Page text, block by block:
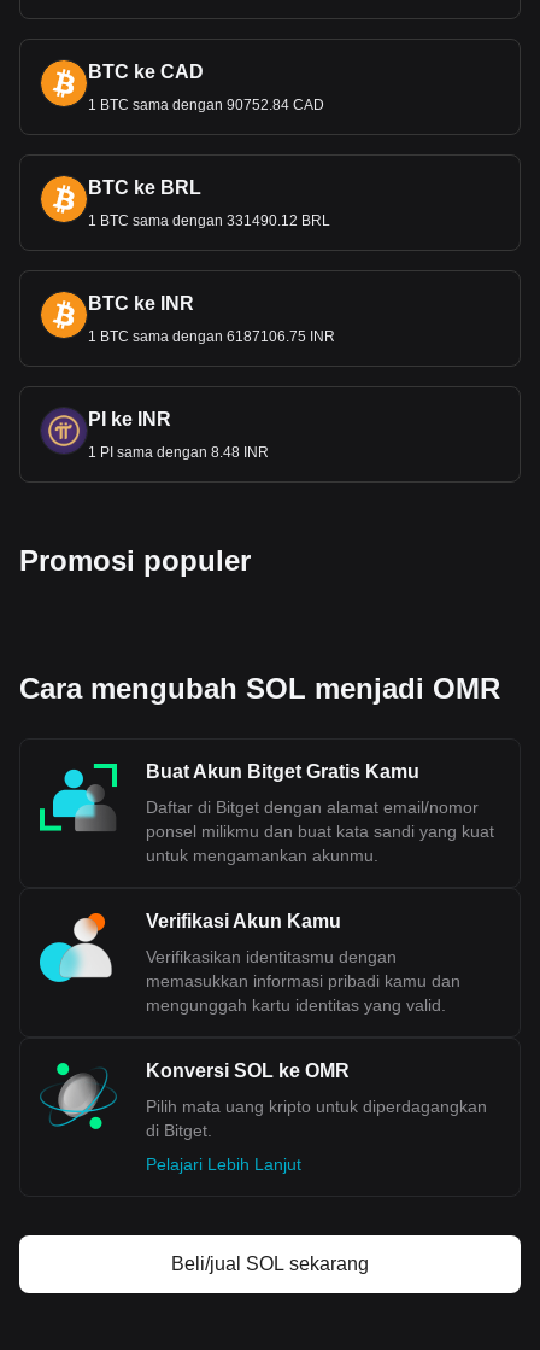
BTC ke CAD
1 BTC sama dengan 90752.84 CAD
BTC ke BRL
1 BTC sama dengan 331490.12 BRL
BTC ke INR
1 BTC sama dengan 6187106.75 INR
PI ke INR
1 PI sama dengan 8.48 INR
Promosi populer
Cara mengubah SOL menjadi OMR
Buat Akun Bitget Gratis Kamu
Daftar di Bitget dengan alamat email/nomor
ponsel milikmu dan buat kata sandi yang kuat
untuk mengamankan akunmu.
Verifikasi Akun Kamu
Verifikasikan identitasmu dengan
memasukkan informasi pribadi kamu dan
mengunggah kartu identitas yang valid.
Konversi SOL ke OMR
Pilih mata uang kripto untuk diperdagangkan
di Bitget.
Pelajari Lebih Lanjut
Beli/jual SOL sekarang